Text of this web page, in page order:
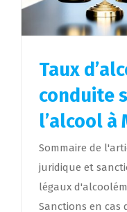
Taux
conduite
l’alcool à
Sommaire de
juridique et
légaux
Sanctions en cas